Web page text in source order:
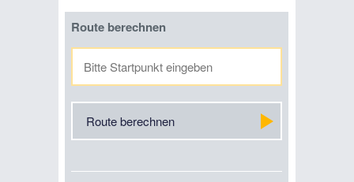
Route berechnen
Route berechnen